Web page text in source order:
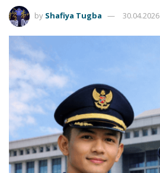
by Shafiya Tugba 30.04.2026